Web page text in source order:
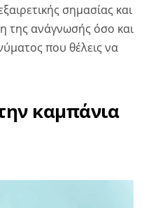
σημασίας και
της ανάγνωσής όσο και
που θέλεις να
καμπάνια